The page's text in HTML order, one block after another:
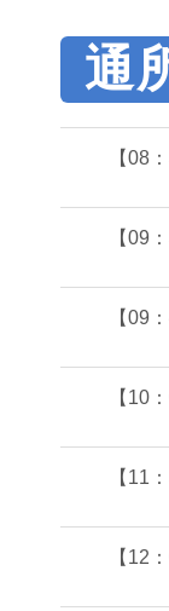
通
【08
【09
【09
【10
【11
【12